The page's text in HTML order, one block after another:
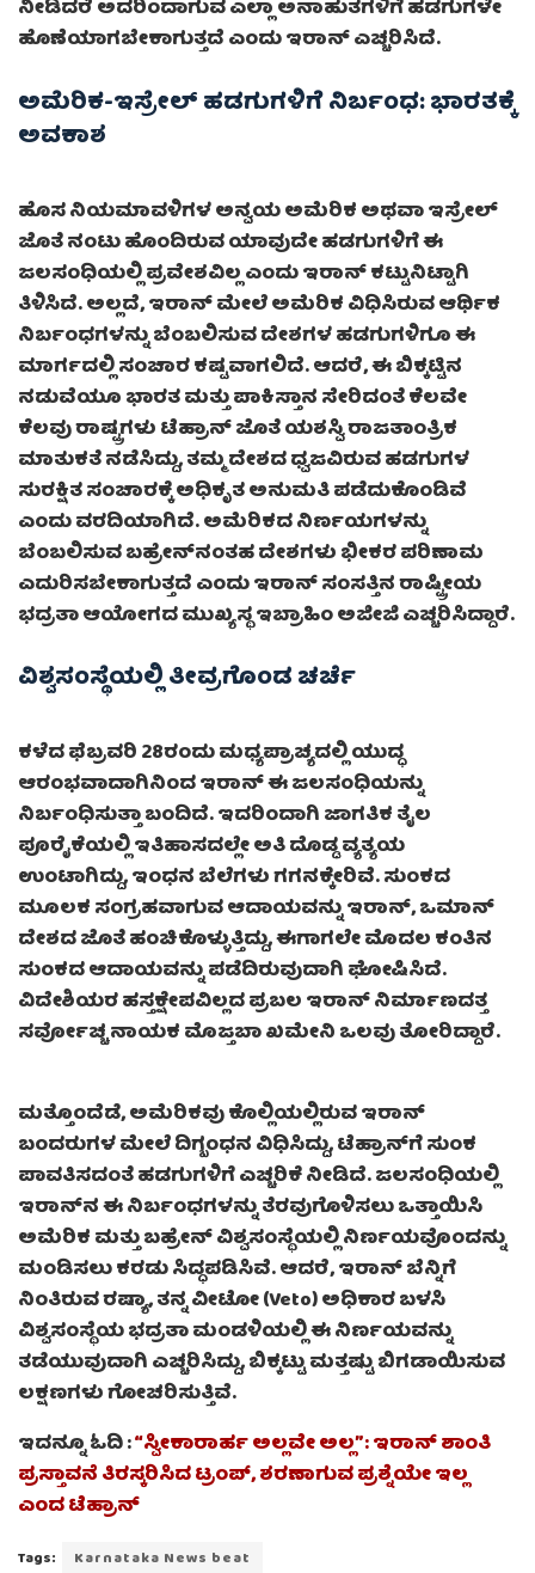
ನೀಡಿದರೆ ಅದರಿಂದಾಗುವ ಎಲ್ಲಾ ಅನಾಹುತಗಳಿಗೆ ಹಡಗುಗಳೇ
ಹೊಣೆಯಾಗಬೇಕಾಗುತ್ತದೆ ಎಂದು ಇರಾನ್ ಎಚ್ಚರಿಸಿದೆ.
ಅಮೆರಿಕ-ಇಸ್ರೇಲ್ ಹಡಗುಗಳಿಗೆ ನಿರ್ಬಂಧ: ಭಾರತಕ್ಕೆ
ಅವಕಾಶ
ಹೊಸ ನಿಯಮಾವಳಿಗಳ ಅನ್ವಯ ಅಮೆರಿಕ ಅಥವಾ ಇಸ್ರೇಲ್
ಜೊತೆ ನಂಟು ಹೊಂದಿರುವ ಯಾವುದೇ ಹಡಗುಗಳಿಗೆ ಈ
ಜಲಸಂಧಿಯಲ್ಲಿ ಪ್ರವೇಶವಿಲ್ಲ ಎಂದು ಇರಾನ್ ಕಟ್ಟುನಿಟ್ಟಾಗಿ
ತಿಳಿಸಿದೆ. ಅಲ್ಲದೆ, ಇರಾನ್ ಮೇಲೆ ಅಮೆರಿಕ ವಿಧಿಸಿರುವ ಆರ್ಥಿಕ
ನಿರ್ಬಂಧಗಳನ್ನು ಬೆಂಬಲಿಸುವ ದೇಶಗಳ ಹಡಗುಗಳಿಗೂ ಈ
ಮಾರ್ಗದಲ್ಲಿ ಸಂಚಾರ ಕಷ್ಟವಾಗಲಿದೆ. ಆದರೆ, ಈ ಬಿಕ್ಕಟ್ಟಿನ
ನಡುವೆಯೂ ಭಾರತ ಮತ್ತು ಪಾಕಿಸ್ತಾನ ಸೇರಿದಂತೆ ಕೆಲವೇ
ಕೆಲವು ರಾಷ್ಟ್ರಗಳು ಟೆಹ್ರಾನ್ ಜೊತೆ ಯಶಸ್ವಿ ರಾಜತಾಂತ್ರಿಕ
ಮಾತುಕತೆ ನಡೆಸಿದ್ದು, ತಮ್ಮ ದೇಶದ ಧ್ವಜವಿರುವ ಹಡಗುಗಳ
ಸುರಕ್ಷಿತ ಸಂಚಾರಕ್ಕೆ ಅಧಿಕೃತ ಅನುಮತಿ ಪಡೆದುಕೊಂಡಿವೆ
ಎಂದು ವರದಿಯಾಗಿದೆ. ಅಮೆರಿಕದ ನಿರ್ಣಯಗಳನ್ನು
ಬೆಂಬಲಿಸುವ ಬಹ್ರೇನ್‌ನಂತಹ ದೇಶಗಳು ಭೀಕರ ಪರಿಣಾಮ
ಎದುರಿಸಬೇಕಾಗುತ್ತದೆ ಎಂದು ಇರಾನ್ ಸಂಸತ್ತಿನ ರಾಷ್ಟ್ರೀಯ
ಭದ್ರತಾ ಆಯೋಗದ ಮುಖ್ಯಸ್ಥ ಇಬ್ರಾಹಿಂ ಅಜೀಜಿ ಎಚ್ಚರಿಸಿದ್ದಾರೆ.
ವಿಶ್ವಸಂಸ್ಥೆಯಲ್ಲಿ ತೀವ್ರಗೊಂಡ ಚರ್ಚೆ
ಕಳೆದ ಫೆಬ್ರವರಿ 28ರಂದು ಮಧ್ಯಪ್ರಾಚ್ಯದಲ್ಲಿ ಯುದ್ಧ
ಆರಂಭವಾದಾಗಿನಿಂದ ಇರಾನ್ ಈ ಜಲಸಂಧಿಯನ್ನು
ನಿರ್ಬಂಧಿಸುತ್ತಾ ಬಂದಿದೆ. ಇದರಿಂದಾಗಿ ಜಾಗತಿಕ ತೈಲ
ಪೂರೈಕೆಯಲ್ಲಿ ಇತಿಹಾಸದಲ್ಲೇ ಅತಿ ದೊಡ್ಡ ವ್ಯತ್ಯಯ
ಉಂಟಾಗಿದ್ದು, ಇಂಧನ ಬೆಲೆಗಳು ಗಗನಕ್ಕೇರಿವೆ. ಸುಂಕದ
ಮೂಲಕ ಸಂಗ್ರಹವಾಗುವ ಆದಾಯವನ್ನು ಇರಾನ್, ಒಮಾನ್
ದೇಶದ ಜೊತೆ ಹಂಚಿಕೊಳ್ಳುತ್ತಿದ್ದು, ಈಗಾಗಲೇ ಮೊದಲ ಕಂತಿನ
ಸುಂಕದ ಆದಾಯವನ್ನು ಪಡೆದಿರುವುದಾಗಿ ಘೋಷಿಸಿದೆ.
ವಿದೇಶಿಯರ ಹಸ್ತಕ್ಷೇಪವಿಲ್ಲದ ಪ್ರಬಲ ಇರಾನ್ ನಿರ್ಮಾಣದತ್ತ
ಸರ್ವೋಚ್ಚ ನಾಯಕ ಮೊಜ್ತಬಾ ಖಮೇನಿ ಒಲವು ತೋರಿದ್ದಾರೆ.
ಮತ್ತೊಂದೆಡೆ, ಅಮೆರಿಕವು ಕೊಲ್ಲಿಯಲ್ಲಿರುವ ಇರಾನ್
ಬಂದರುಗಳ ಮೇಲೆ ದಿಗ್ಬಂಧನ ವಿಧಿಸಿದ್ದು, ಟೆಹ್ರಾನ್‌ಗೆ ಸುಂಕ
ಪಾವತಿಸದಂತೆ ಹಡಗುಗಳಿಗೆ ಎಚ್ಚರಿಕೆ ನೀಡಿದೆ. ಜಲಸಂಧಿಯಲ್ಲಿ
ಇರಾನ್‌ನ ಈ ನಿರ್ಬಂಧಗಳನ್ನು ತೆರವುಗೊಳಿಸಲು ಒತ್ತಾಯಿಸಿ
ಅಮೆರಿಕ ಮತ್ತು ಬಹ್ರೇನ್ ವಿಶ್ವಸಂಸ್ಥೆಯಲ್ಲಿ ನಿರ್ಣಯವೊಂದನ್ನು
ಮಂಡಿಸಲು ಕರಡು ಸಿದ್ಧಪಡಿಸಿವೆ. ಆದರೆ, ಇರಾನ್ ಬೆನ್ನಿಗೆ
ನಿಂತಿರುವ ರಷ್ಯಾ, ತನ್ನ ವೀಟೋ (Veto) ಅಧಿಕಾರ ಬಳಸಿ
ವಿಶ್ವಸಂಸ್ಥೆಯ ಭದ್ರತಾ ಮಂಡಳಿಯಲ್ಲಿ ಈ ನಿರ್ಣಯವನ್ನು
ತಡೆಯುವುದಾಗಿ ಎಚ್ಚರಿಸಿದ್ದು, ಬಿಕ್ಕಟ್ಟು ಮತ್ತಷ್ಟು ಬಿಗಡಾಯಿಸುವ
ಲಕ್ಷಣಗಳು ಗೋಚರಿಸುತ್ತಿವೆ.
ಇದನ್ನೂ ಓದಿ :“ಸ್ವೀಕಾರಾರ್ಹ ಅಲ್ಲವೇ ಅಲ್ಲ”: ಇರಾನ್‌ ಶಾಂತಿ
ಪ್ರಸ್ತಾವನೆ ತಿರಸ್ಕರಿಸಿದ ಟ್ರಂಪ್, ಶರಣಾಗುವ ಪ್ರಶ್ನೆಯೇ ಇಲ್ಲ
ಎಂದ ಟೆಹ್ರಾನ್
Tags: Karnataka News beat